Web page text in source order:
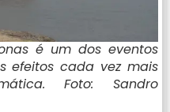
é um dos eventos
efeitos cada vez mais
Foto: Sandro